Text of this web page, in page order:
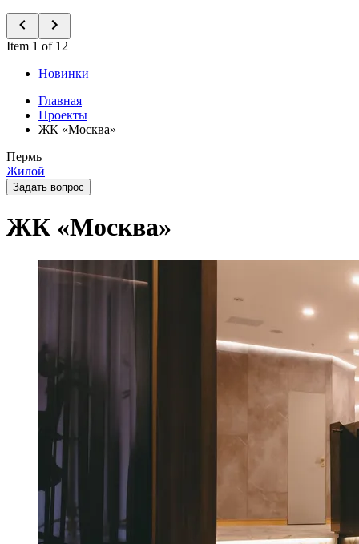
Item 1 of 12
Новинки
Главная
Проекты
ЖК «Москва»
Пермь
Жилой
Задать вопрос
ЖК «Москва»